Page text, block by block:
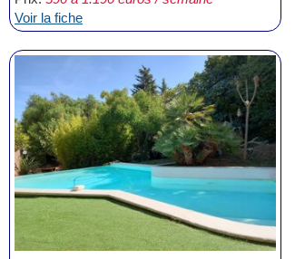
Voir la fiche